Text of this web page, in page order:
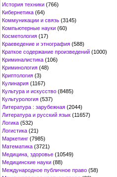
История техники (766)
Кибернетика (64)
Коммуникации и связь (3145)
Компьютерные науки (60)
Косметология (17)
Краеведение и этнография (588)
Краткое содержание произведений (1000)
Криминалистика (106)
Криминология (48)
Криптология (3)
Кулинария (1167)
Культура и искусство (8485)
Культурология (537)
Литература : зарубежная (2044)
Литература и русский язык (11657)
Логика (532)
Логистика (21)
Маркетинг (7985)
Математика (3721)
Медицина, здоровье (10549)
Медицинские науки (88)
Международное публичное право (58)